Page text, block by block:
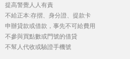
提高警覺人人有責
不給正本:存摺、身分證、提款卡
申辦貸款或借款，事先不可給費用
不參與買點數或門號的借貸
不幫人代收或驗證手機號